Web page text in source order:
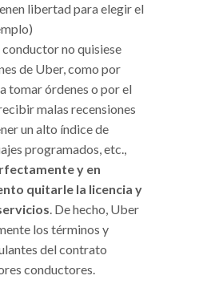
libertad para elegir el
conductor no quisiese
de Uber, como por
tomar órdenes o por el
malas recensiones
un alto índice de
programados, etc.,
y en
quitarle la licencia y
. De hecho, Uber
los términos y
del contrato
conductores.